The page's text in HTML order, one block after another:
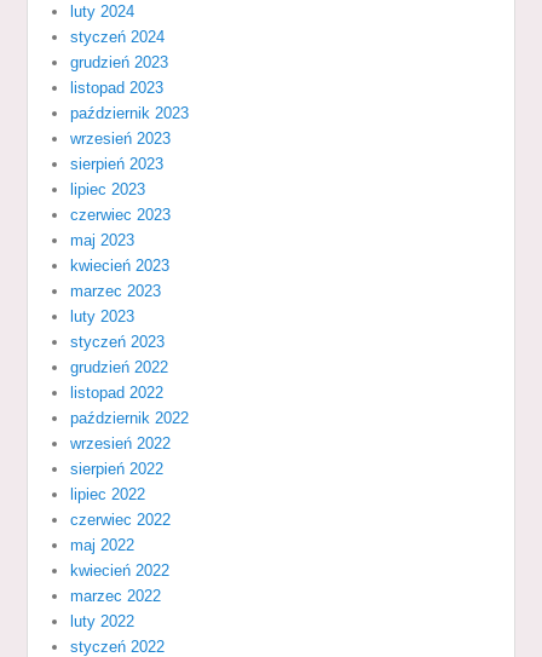
luty 2024
styczeń 2024
grudzień 2023
listopad 2023
październik 2023
wrzesień 2023
sierpień 2023
lipiec 2023
czerwiec 2023
maj 2023
kwiecień 2023
marzec 2023
luty 2023
styczeń 2023
grudzień 2022
listopad 2022
październik 2022
wrzesień 2022
sierpień 2022
lipiec 2022
czerwiec 2022
maj 2022
kwiecień 2022
marzec 2022
luty 2022
styczeń 2022